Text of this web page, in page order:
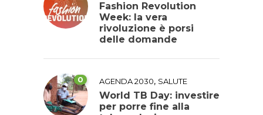
Fashion Revolution
Week: la vera
rivoluzione è porsi
delle domande
0 AGENDA 2030, SALUTE
World TB Day: investire
per porre fine alla